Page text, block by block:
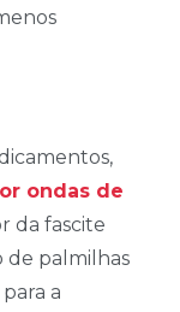
ondas de
da fascite
de palmilhas
a